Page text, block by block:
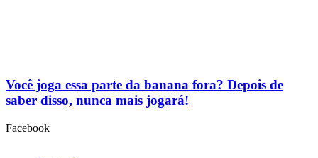
Você joga essa parte da banana fora? Depois de
saber disso, nunca mais jogará!
Facebook